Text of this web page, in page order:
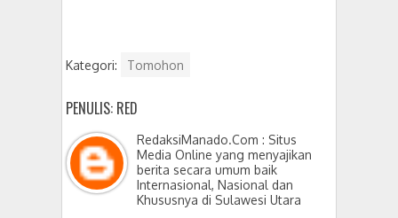
Kategori: Tomohon
PENULIS: RED
RedaksiManado.Com : Situs
Media Online yang menyajikan
berita secara umum baik
Internasional, Nasional dan
Khususnya di Sulawesi Utara